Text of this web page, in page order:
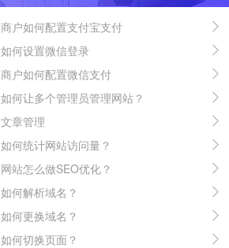
商户如何配置支付宝支付
如何设置微信登录
商户如何配置微信支付
如何让多个管理员管理网站？
文章管理
如何统计网站访问量？
网站怎么做SEO优化？
如何解析域名？
如何更换域名？
如何切换页面？